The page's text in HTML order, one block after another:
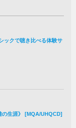
ックで聴き比べる体験サ
の生涯》 [MQA/UHQCD]